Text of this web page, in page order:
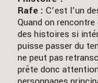
Rafe : C’est l’un
Quand on
des histoires si
puisse passer du
ne peut pas
prête donc